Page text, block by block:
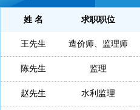
姓 名 求职职位
王先生 造价师、监理师
陈先生 监理
赵先生 水利监理